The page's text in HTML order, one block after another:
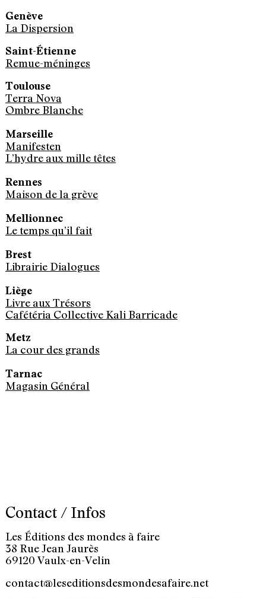
Genève
La Dispersion
Saint-Étienne
Remue-méninges
Toulouse
Terra Nova
Ombre Blanche
Marseille
Manifesten
L’hydre aux mille têtes
Rennes
Maison de la grève
Mellionnec
Le temps qu’il fait
Brest
Librairie Dialogues
Liège
Livre aux Trésors
Cafétéria Collective Kali Barricade
Metz
La cour des grands
Tarnac
Magasin Général
Contact / Infos
Les Éditions des mondes à faire
38 Rue Jean Jaurès
69120 Vaulx-en-Velin
contact@leseditionsdesmondesafaire.net